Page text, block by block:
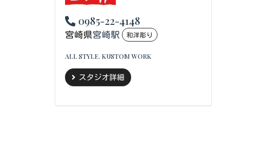
0985-22-4148
宮崎県宮崎駅 和洋彫り
ALL STYLE. KUSTOM WORK
スタジオ詳細